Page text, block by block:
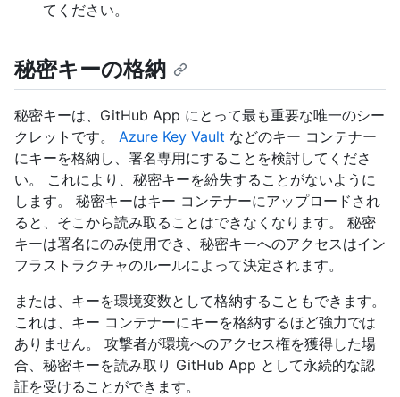
てください。
秘密キーの格納
秘密キーは、GitHub App にとって最も重要な唯一のシー
クレットです。 Azure Key Vault などのキー コンテナー
にキーを格納し、署名専用にすることを検討してくださ
い。 これにより、秘密キーを紛失することがないように
します。 秘密キーはキー コンテナーにアップロードされ
ると、そこから読み取ることはできなくなります。 秘密
キーは署名にのみ使用でき、秘密キーへのアクセスはイン
フラストラクチャのルールによって決定されます。
または、キーを環境変数として格納することもできます。
これは、キー コンテナーにキーを格納するほど強力では
ありません。 攻撃者が環境へのアクセス権を獲得した場
合、秘密キーを読み取り GitHub App として永続的な認
証を受けることができます。